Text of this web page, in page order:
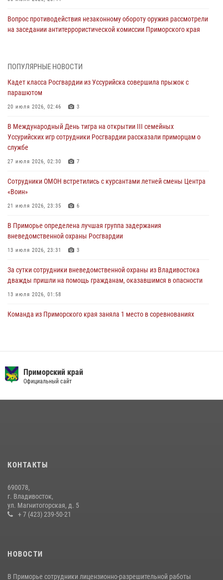
Вопрос противодействия незаконному обороту оружия рассмотрели
на заседании антитеррористической комиссии Приморского края
Во Владивостоке во дворе жилого дома сотрудники
29 июля 2026, 01:17
В День Крещения Руси в Князь-Владимирском храме – Главном
ходом
28 июля 2026, 10:29 3
Росгвардейцы в Приморье приняли участие в молебне,
28 июля 2026, 05:39
В Международный День тигра на открытии III семейных
службе
27 июля 2026, 02:30
ПОПУЛЯРНЫЕ НОВОСТИ
Кадет класса Росгвардии из Уссурийска совершила прыжок с
парашютом
20 июля 2026, 02:46 3
В Международный День тигра на открытии III семейных
Уссурийских игр сотрудники Росгвардии рассказали приморцам о
службе
27 июля 2026, 02:30 7
Сотрудники ОМОН встретились с курсантами летней смены Центра
«Воин»
21 июля 2026, 23:35 6
В Приморье определена лучшая группа задержания
вневедомственной охраны Росгвардии
13 июля 2026, 23:31 3
За сутки сотрудники вневедомственной охраны из Владивостока
дважды пришли на помощь гражданам, оказавшимся в опасности
13 июля 2026, 01:58
Команда из Приморского края заняла 1 место в соревнованиях
действия постояльца гостиницы
16 июля 2026, 01:13
Во Владивостоке росгвардейцы пресекли три попытки хищения в
магазинах
22 июля 2026, 23:38
Приморский край
Официальный сайт
КОНТАКТЫ
690078,
г. Владивосток,
ул. Магнитогорская, д. 5
+ 7 (423) 239-50-21
НОВОСТИ
В Приморье сотрудники лицензионно-разрешительной работы